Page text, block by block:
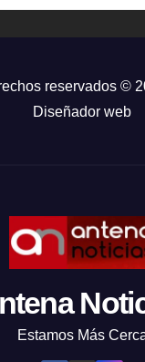
reservados ©
Diseñador web
Estamos Más